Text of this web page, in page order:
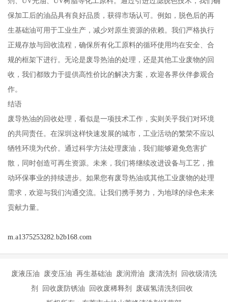
保加工后的油品具有良好品质，获得市场认可。例如，脱色后的再
生基础油可用于工业生产，减少对原生资源的依赖。我们严格执行
正规存放与回收流程，确保所有化工原料的循环使用均在安全、合
规的框架下进行。无论是废导热油的处理，还是其他工业废物的回
收，我们都致力于提供高性价比的解决方案，欢迎各界伙伴参观合
作。
结语
废导热油的回收处理，看似是一项技术工作，实则关乎我们对环境
的共同责任。在深圳这样快速发展的城市，工业活动的繁荣不应以
牺牲环境为代价。通过科学方法处理废油，我们能够避免危害扩
散，同时创造可再生资源。未来，我们将继续改进设备与工艺，推
动环保事业的持续进步。如果您有废导热油或其他工业废物的处理
需求，欢迎与我们沟通交流。让我们携手努力，为地球的绿色未来
贡献力量。
m.a1375253282.b2b168.com
废液压油 废变压油 再生基础油 废润滑油 废清洗剂 回收级清洗
剂 回收废防锈油 回收废稀释剂 废碳氢清洗剂回收